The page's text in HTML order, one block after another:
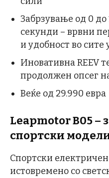
Забрзување од 0
секунди – врвни
и удобност во сите
Иновативна REEV
продолжен опсег
Веќе од 29.990 евра
Leapmotor B05 –
спортски
Спортски
истовремено со